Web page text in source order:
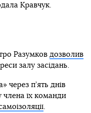
Кравчук.
Разумков дозволив
залу засідань.
через п’ять днів
члена їх команди
.